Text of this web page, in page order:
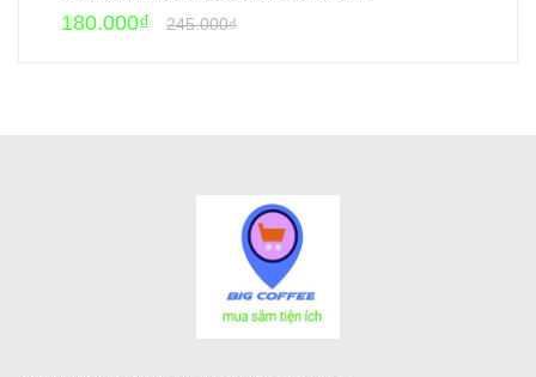
180.000₫ 245.000₫